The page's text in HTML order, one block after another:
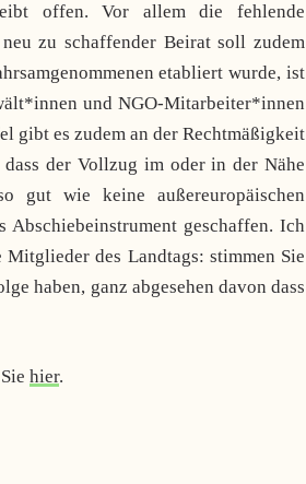
offen. Vor allem die fehlende
zu schaffender Beirat soll zudem
etabliert wurde, ist
und NGO-Mitarbeiter*innen
gibt es zudem an der Rechtmäßigkeit
dass der Vollzug im oder in der Nähe
gut wie keine außereuropäischen
geschaffen. Ich
des Landtags: stimmen Sie
haben, ganz abgesehen davon dass
hier.